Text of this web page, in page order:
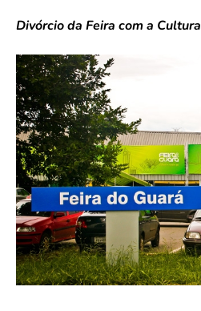
Divórcio da Feira com a Cultura